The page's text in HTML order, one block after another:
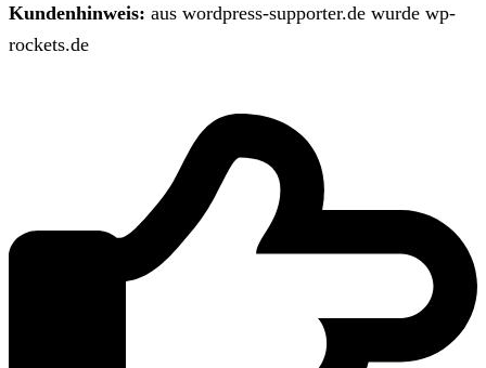
Kundenhinweis: aus wordpress-supporter.de wurde wp-
rockets.de